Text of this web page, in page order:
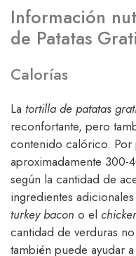
Información
de Patatas
Calorías
La tortilla de patatas
reconfortante, pero
contenido calórico.
aproximadamente 300-
según la cantidad de
ingredientes
turkey bacon o el
cantidad de verduras
también puede ayudar